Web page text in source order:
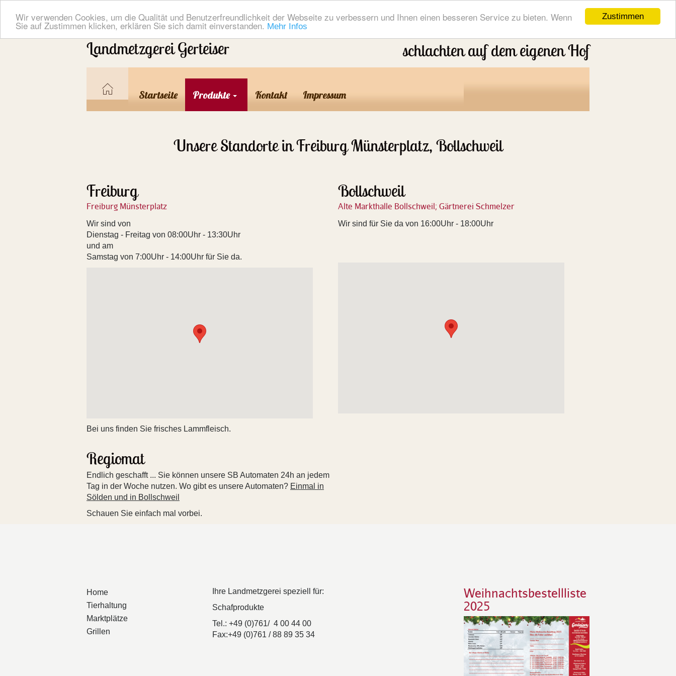
Zustimmen
Wir verwenden Cookies, um die Qualität und Benutzerfreundlichkeit der Webseite zu verbessern und Ihnen einen besseren Service zu bieten. Wenn
Sie auf Zustimmen klicken, erklären Sie sich damit einverstanden. Mehr Infos
Landmetzgerei Gerteiser schlachten auf dem eigenen Hof
Startseite Produkte Kontakt Impressum
Unsere Standorte in Freiburg Münsterplatz, Bollschweil
Freiburg
Freiburg Münsterplatz
Wir sind von
Dienstag - Freitag von 08:00Uhr - 13:30Uhr
und am
Samstag von 7:00Uhr - 14:00Uhr für Sie da.
Bei uns finden Sie frisches Lammfleisch.
Bollschweil
Alte Markthalle Bollschweil; Gärtnerei Schmelzer
Wir sind für Sie da von 16:00Uhr - 18:00Uhr
Regiomat
Endlich geschafft ... Sie können unsere SB Automaten 24h an jedem
Tag in der Woche nutzen. Wo gibt es unsere Automaten? Einmal in
Sölden und in Bollschweil
Schauen Sie einfach mal vorbei.
Home
Tierhaltung
Marktplätze
Grillen
Ihre Landmetzgerei speziell für:
Schafprodukte
Tel.: +49 (0)761/ 4 00 44 00
Fax:+49 (0)761 / 88 89 35 34
Weihnachtsbestellliste
2025